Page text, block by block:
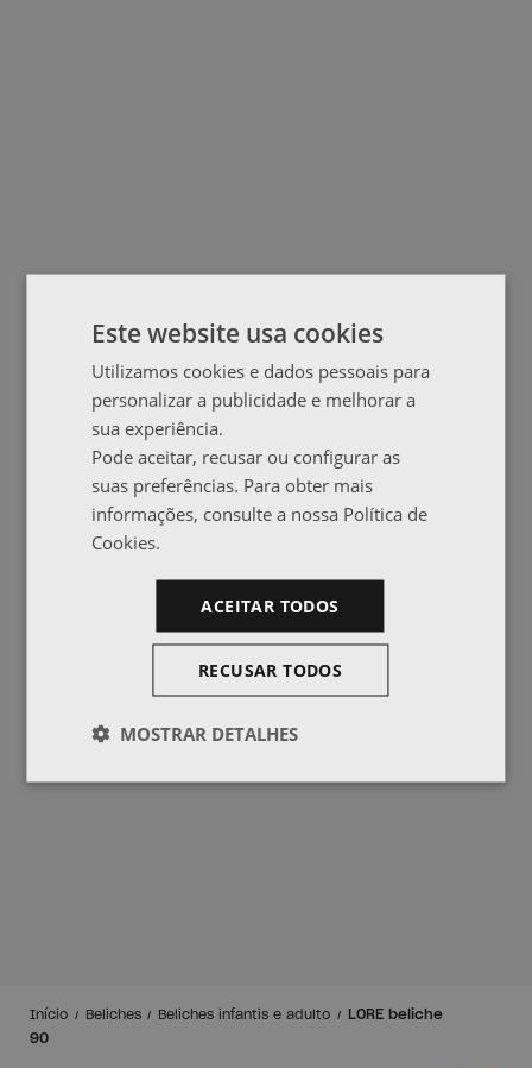
Início Beliches Beliches infantis e adulto
LORE beliche
90
Este website usa cookies
Utilizamos cookies e dados pessoais para
personalizar a publicidade e melhorar a
sua experiência.
Pode aceitar, recusar ou configurar as
suas preferências. Para obter mais
informações, consulte a nossa Política de
Cookies.
ACEITAR TODOS
RECUSAR TODOS
MOSTRAR DETALHES